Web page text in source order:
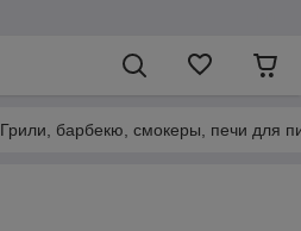
Грили, барбекю, смокеры, печи для